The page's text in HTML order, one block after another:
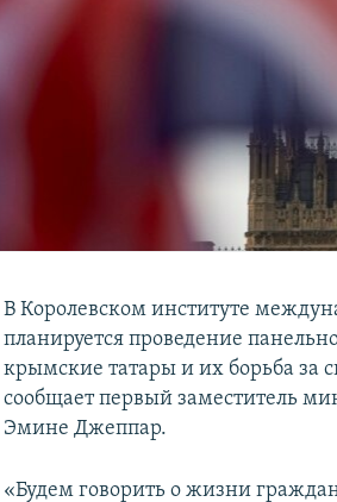
В Королевском институте
планируется проведение
крымские татары и их борьба за
сообщает первый заместитель
Эмине Джеппар.
«Будем говорить о жизни